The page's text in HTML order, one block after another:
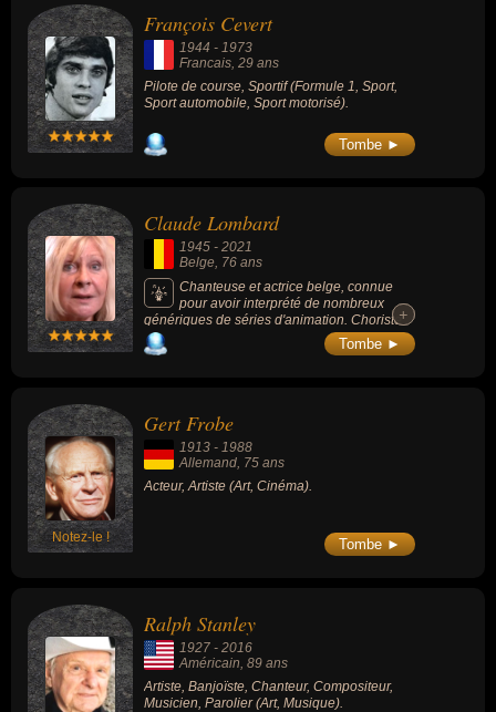
François Cevert
1944 - 1973
Francais, 29 ans
Pilote de course, Sportif (Formule 1, Sport,
Sport automobile, Sport motorisé).
Tombe ►
Claude Lombard
1945 - 2021
Belge, 76 ans
Chanteuse et actrice belge, connue
pour avoir interprété de nombreux
génériques de séries d'animation. Choriste
de Charles Aznavour pendant plus de 30
ans, elle a aussi dirigé de nombreux
+
+
Tombe ►
Notez-le !
Gert Frobe
1913 - 1988
Allemand, 75 ans
Acteur, Artiste (Art, Cinéma).
Tombe ►
Ralph Stanley
1927 - 2016
Américain , 89 ans
Artiste, Banjoïste, Chanteur, Compositeur,
Musicien, Parolier (Art, Musique).